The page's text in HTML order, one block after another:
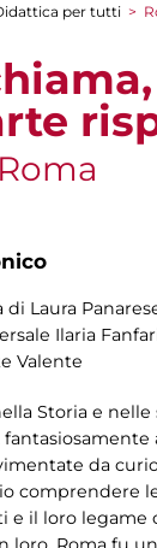
per tutti >
di Laura
Ilaria
Valente
Storia e
da
comprendere
e il loro legame